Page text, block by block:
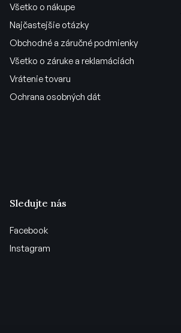
Všetko o nákupe
Najčastejšie otázky
Obchodné a záručné podmienky
Všetko o záruke a reklamáciách
Vrátenie tovaru
Ochrana osobných dát
Sledujte nás
Facebook
Instagram